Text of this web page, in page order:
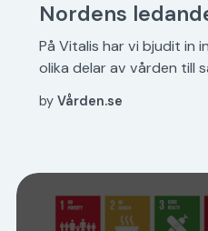
Nordens
På Vitalis har vi bjudit in
olika delar av vården till
byVården.se